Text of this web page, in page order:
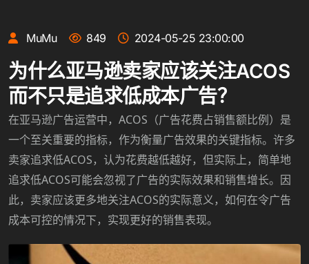
MuMu 849 2024-05-25 23:00:00
为什么亚马逊卖家应该关注ACOS
而不只是追求低成本广告？
在亚马逊广告运营中， ACOS （广告花费占销售额比例）是
一个至关重要的指标，作为衡量广告效果的关键指标。许多
卖家追求低ACOS ，认为花费越低越好，但实际上，简单地
追求低ACOS可能会忽视了广告的实际效果和销售增长。因
此，卖家应该更多地关注ACOS的实际意义，如何在令广告
成本可控的情况下，实现更好的销售表现。